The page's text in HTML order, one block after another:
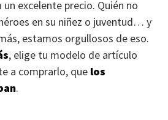
excelente precio. Quién no
en su niñez o juventud… y
estamos orgullosos de eso.
, elige tu modelo de artículo
a comprarlo, que los
.